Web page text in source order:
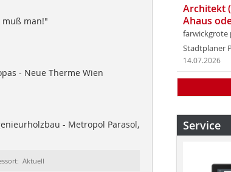
muß man!"
- Neue Therme Wien
- Metropol Parasol,
Aktuell
Architekt
Ahaus
farwickgrote
Stadtplaner
14.07.2026
Service